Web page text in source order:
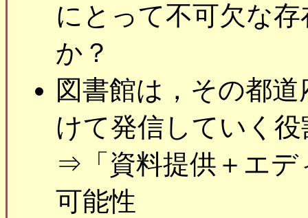
にとって不可欠な
か？
図書館は，その都
けて発信していく
⇒「資料提供＋エデ
可能性